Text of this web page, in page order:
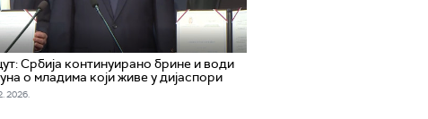
Србија континуирано брине и води
о младима који живе у дијаспори
2026.